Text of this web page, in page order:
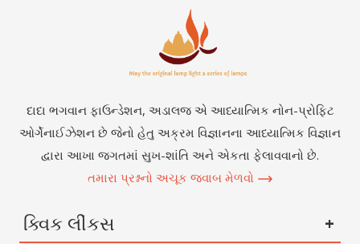
દાદા ભગવાન ફાઉન્ડેશન, અડાલજ એ આધ્યાત્મિક નોન-પ્રોફિટ
ઓર્ગેનાઈઝેશન છે જેનો હેતુ અક્રમ વિજ્ઞાનના આધ્યાત્મિક વિજ્ઞાન
દ્વારા આખા જગતમાં સુખ-શાંતિ અને એકતા ફેલાવવાનો છે.
તમારા પ્રશ્નનો અચૂક જવાબ મેળવો
ક્વિક લીંકસ